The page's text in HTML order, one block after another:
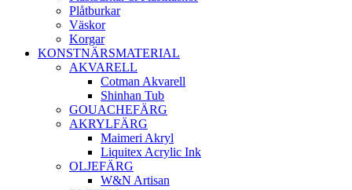
Plåtburkar
Väskor
Korgar
KONSTNÄRSMATERIAL
AKVARELL
Cotman Akvarell
Shinhan Tub
GOUACHEFÄRG
AKRYLFÄRG
Maimeri Akryl
Liquitex Acrylic Ink
OLJEFÄRG
W&N Artisan